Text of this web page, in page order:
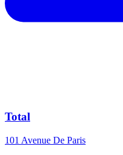
Total
101 Avenue De Paris